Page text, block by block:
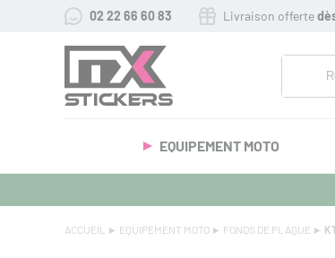
02 22 66 60 83 Livraison offerte
EQUIPEMENT MOTO
ACCUEIL EQUIPEMENT MOTO FONDS DE PLAQUE